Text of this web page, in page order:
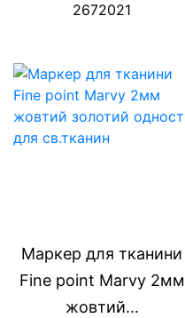
2672021
Маркер для тканини
Fine point Marvy 2мм
жовтий...